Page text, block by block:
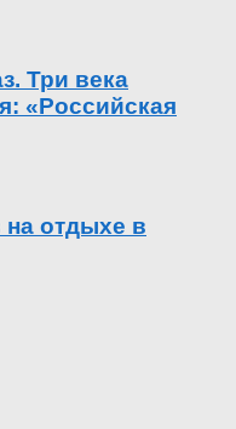
Три века
«Российская
отдыхе в